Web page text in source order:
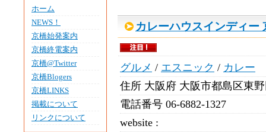
ホーム
NEWS！
京橋始発案内
京橋終電案内
京橋@Twitter
京橋Blogers
京橋LINKS
掲載について
リンクについて
カレーハウスインディー
グルメ / エスニック / カレー
住所 大阪府 大阪市都島区東
電話番号 06-6882-1327
website :